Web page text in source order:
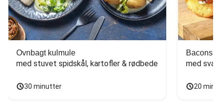
Ovnbagt kulmule
med stuvet spidskål, kartofler & rødbede
30 minutter
med
20